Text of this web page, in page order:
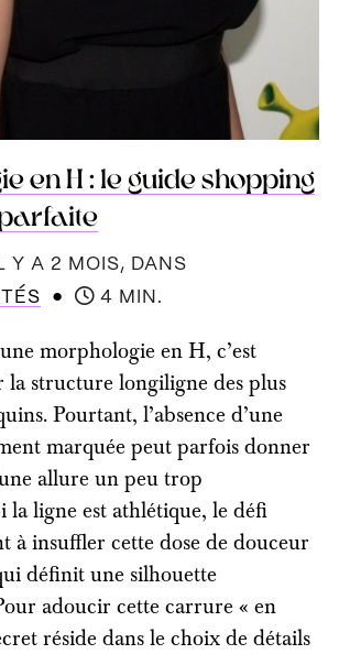
en H : le guide shopping
Y A 2 MOIS, DANS
● 4 MIN.
morphologie en H, c’est
la structure longiligne des plus
Pourtant, l’absence d’une
marquée peut parfois donner
allure un peu trop
la ligne est athlétique, le défi
à insuffler cette dose de douceur
définit une silhouette
adoucir cette carrure « en
réside dans le choix de détails